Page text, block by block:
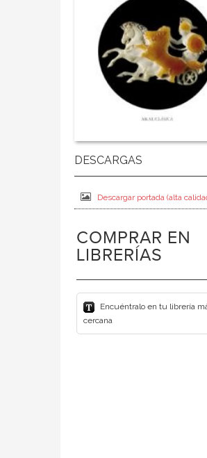
Descargar portada (alta
COMPRAR EN
LIBRERÍAS
Encuéntralo en tu librería
cercana